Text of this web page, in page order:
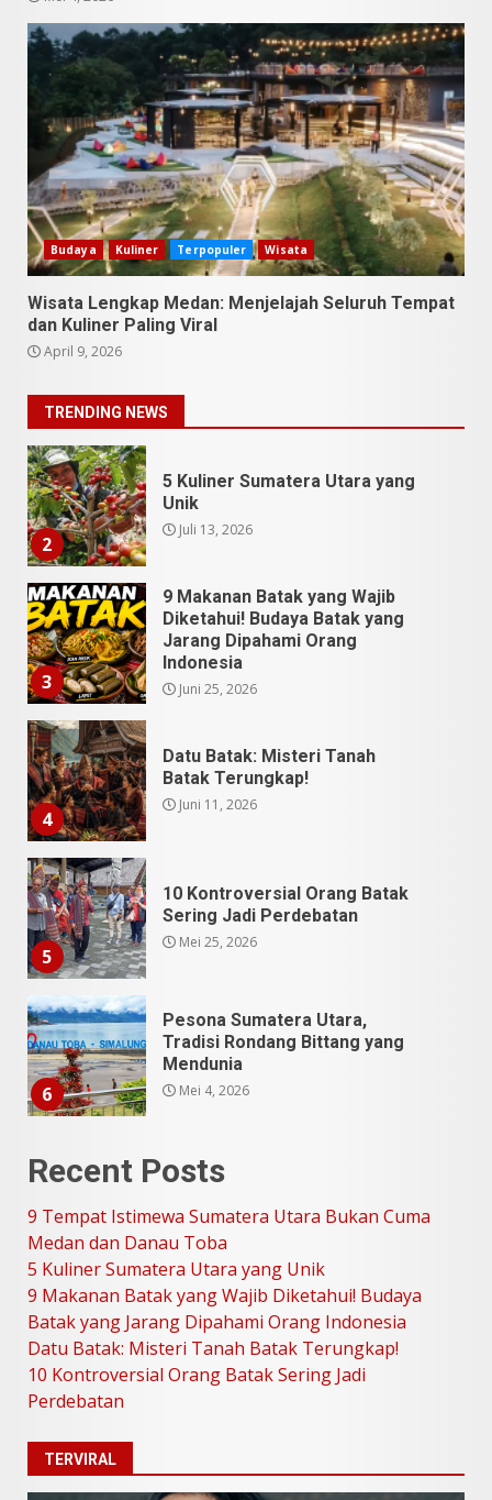
Budaya Kuliner Terpopuler Wisata
Wisata Lengkap Medan: Menjelajah Seluruh Tempat
dan Kuliner Paling Viral
April 9, 2026
TRENDING NEWS
7
SUCI Season 11: Finalis Stand
Up Comedy KompasTV
April 23, 2026
1
9 Tempat Istimewa Sumatera
Utara Bukan Cuma Medan dan
Danau Toba
Juli 31, 2026
2
Juli 13, 2026
3
Diketahui! Budaya Batak yang
Jarang Dipahami Orang
Indonesia
4
Datu Batak: Misteri Tanah
Batak Terungkap!
Juni 11, 2026
5
10 Kontroversial Orang Batak
Sering Jadi Perdebatan
Mei 25, 2026
6
Pesona Sumatera Utara,
Tradisi Rondang Bittang yang
Mendunia
Mei 4, 2026
7
SUCI Season 11: Finalis Stand
Up Comedy KompasTV
1
9 Tempat Istimewa Sumatera
Utara Bukan Cuma Medan dan
Juli 31, 2026
2
5 Kuliner Sumatera Utara yang
Unik
Juli 13, 2026
Indonesia
Recent Posts
9 Tempat Istimewa Sumatera Utara Bukan Cuma
Medan dan Danau Toba
5 Kuliner Sumatera Utara yang Unik
9 Makanan Batak yang Wajib Diketahui! Budaya
Batak yang Jarang Dipahami Orang Indonesia
Datu Batak: Misteri Tanah Batak Terungkap!
10 Kontroversial Orang Batak Sering Jadi
Perdebatan
TERVIRAL